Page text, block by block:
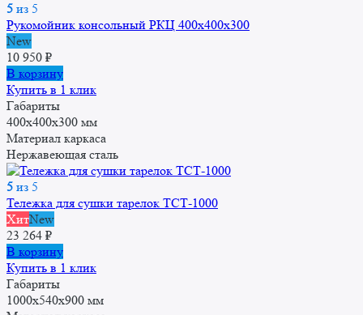
5 из 5
Рукомойник консольный РКЦ 400x400x300
New
10 950 ₽
В корзину
Купить в 1 клик
Габариты
400x400x300 мм
Материал каркаса
Нержавеющая сталь
5 из 5
Тележка для сушки тарелок ТСТ-1000
ХитNew
23 264 ₽
В корзину
Купить в 1 клик
Габариты
1000x540x900 мм